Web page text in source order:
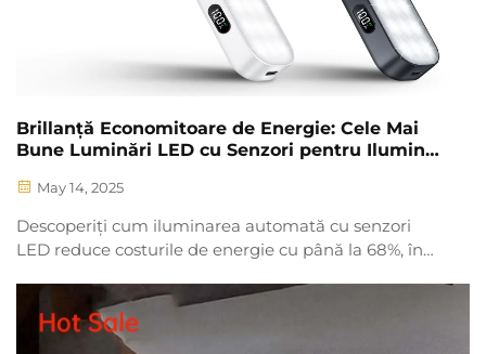
Brillanță Economitoare de Energie: Cele Mai
Bune Luminări LED cu Senzori pentru Iluminat
May 14, 2025
Descoperiți cum iluminarea automată cu senzori
LED reduce costurile de energie cu până la 68%, în
caracteristicile cheie, opțiunile de personalizare și
avantajele ROI pentru întreprinderi. Citiți mai mult